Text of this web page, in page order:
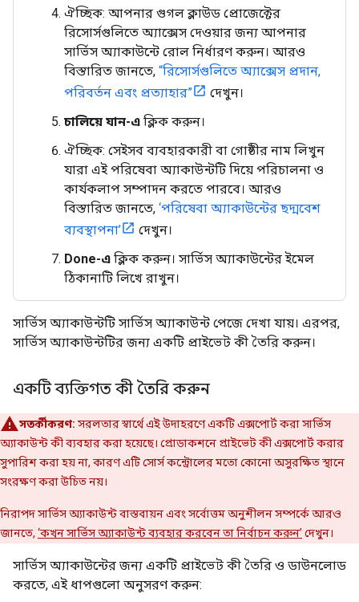
ঐচ্ছিক: আপনার গুগল ক্লাউড প্রোজেক্টের
রিসোর্সগুলিতে অ্যাক্সেস দেওয়ার জন্য আপনার
সার্ভিস অ্যাকাউন্টে রোল নির্ধারণ করুন। আরও
বিস্তারিত জানতে, “রিসোর্সগুলিতে অ্যাক্সেস প্রদান,
পরিবর্তন এবং প্রত্যাহার”
দেখুন।
চালিয়ে যান-এ ক্লিক করুন।
ঐচ্ছিক: সেইসব ব্যবহারকারী বা গোষ্ঠীর নাম লিখুন
যারা এই পরিষেবা অ্যাকাউন্টটি দিয়ে পরিচালনা ও
কার্যকলাপ সম্পাদন করতে পারবে। আরও
বিস্তারিত জানতে, ‘পরিষেবা অ্যাকাউন্টের ছদ্মবেশ
ব্যবস্থাপনা’
দেখুন।
Done-এ ক্লিক করুন। সার্ভিস অ্যাকাউন্টের ইমেল
ঠিকানাটি লিখে রাখুন।
সার্ভিস অ্যাকাউন্টটি সার্ভিস অ্যাকাউন্ট পেজে দেখা যায়। এরপর,
সার্ভিস অ্যাকাউন্টটির জন্য একটি প্রাইভেট কী তৈরি করুন।
একটি ব্যক্তিগত কী তৈরি করুন
সতর্কীকরণ: সরলতার স্বার্থে এই উদাহরণে একটি এক্সপোর্ট করা সার্ভিস
অ্যাকাউন্ট কী ব্যবহার করা হয়েছে। প্রোডাকশনে প্রাইভেট কী এক্সপোর্ট করার
সুপারিশ করা হয় না, কারণ এটি সোর্স কন্ট্রোলের মতো কোনো অসুরক্ষিত স্থানে
সংরক্ষণ করা উচিত নয়।
নিরাপদ সার্ভিস অ্যাকাউন্ট বাস্তবায়ন এবং সর্বোত্তম অনুশীলন সম্পর্কে আরও
জানতে, ‘কখন সার্ভিস অ্যাকাউন্ট ব্যবহার করবেন তা নির্বাচন করুন’ দেখুন।
সার্ভিস অ্যাকাউন্টের জন্য একটি প্রাইভেট কী তৈরি ও ডাউনলোড
করতে, এই ধাপগুলো অনুসরণ করুন: